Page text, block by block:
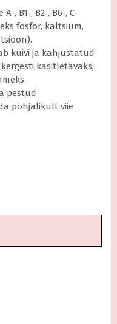
, B1-, B2-, B6-, C-
fosfor, kaltsium,
kuivi ja kahjustatud
käsitletavaks,
pestud
põhjalikult viie